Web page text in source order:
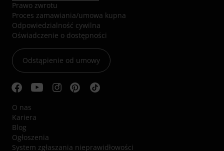
Prawo zwrotu
Proces zamawiania/umowa kupna
Odpowiedzialność cywilna
Oświadczenie o dostępności
Odstąpienie od umowy
O nas
Kariera
Blog
Ogłoszenia
System zgłaszania nieprawidłowości